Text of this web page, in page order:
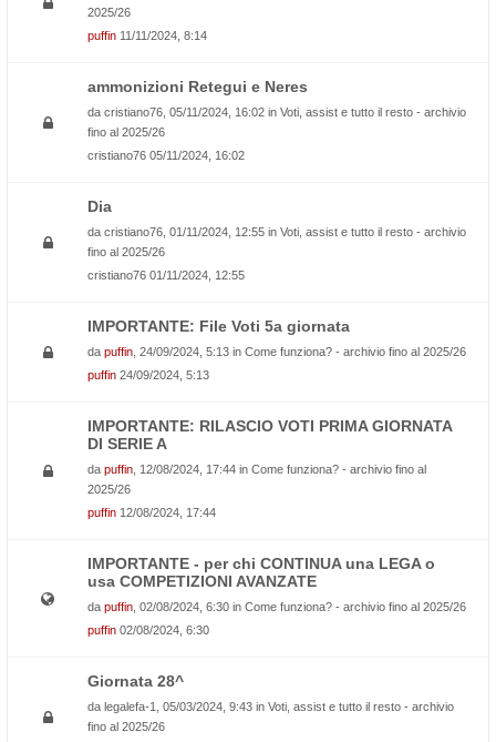
2025/26
puffin 11/11/2024, 8:14
ammonizioni Retegui e Neres
da cristiano76 , 05/11/2024, 16:02 in Voti, assist e tutto il resto - archivio
fino al 2025/26
cristiano76 05/11/2024, 16:02
Dia
da cristiano76 , 01/11/2024, 12:55 in Voti, assist e tutto il resto - archivio
fino al 2025/26
cristiano76 01/11/2024, 12:55
IMPORTANTE: File Voti 5a giornata
da puffin , 24/09/2024, 5:13 in Come funziona? - archivio fino al 2025/26
puffin 24/09/2024, 5:13
IMPORTANTE: RILASCIO VOTI PRIMA GIORNATA
DI SERIE A
da puffin , 12/08/2024, 17:44 in Come funziona? - archivio fino al
2025/26
puffin 12/08/2024, 17:44
IMPORTANTE - per chi CONTINUA una LEGA o
usa COMPETIZIONI AVANZATE
da puffin , 02/08/2024, 6:30 in Come funziona? - archivio fino al 2025/26
puffin 02/08/2024, 6:30
Giornata 28^
da legalefa-1 , 05/03/2024, 9:43 in Voti, assist e tutto il resto - archivio
fino al 2025/26